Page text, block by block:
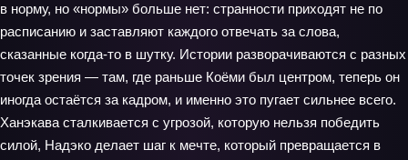
в норму, но «нормы» больше нет: странности приходят не по
расписанию и заставляют каждого отвечать за слова,
сказанные когда‑то в шутку. Истории разворачиваются с разных
точек зрения — там, где раньше Коёми был центром, теперь он
иногда остаётся за кадром, и именно это пугает сильнее всего.
Ханэкава сталкивается с угрозой, которую нельзя победить
силой, Надэко делает шаг к мечте, который превращается в